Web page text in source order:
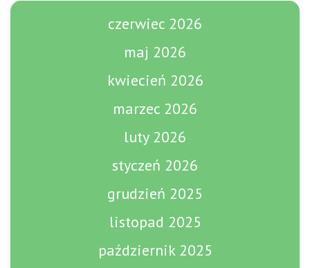
czerwiec 2026
maj 2026
kwiecień 2026
marzec 2026
luty 2026
styczeń 2026
grudzień 2025
listopad 2025
październik 2025